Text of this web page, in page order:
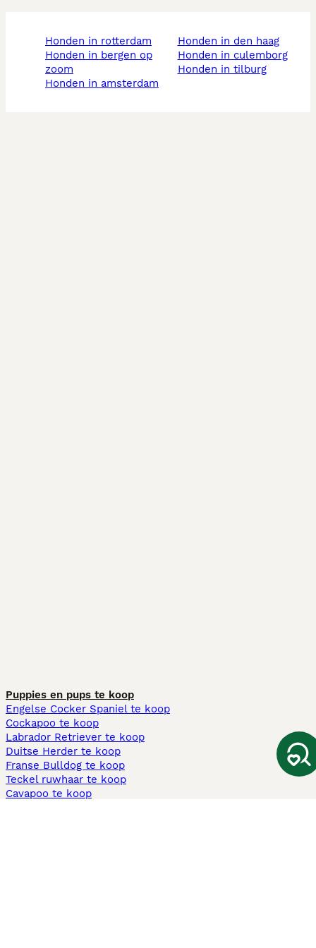
honden in rotterdam
honden in bergen op
zoom
honden in amsterdam
honden in den haag
honden in culemborg
honden in tilburg
Puppies en pups te koop
Engelse Cocker Spaniel te koop
Cockapoo te koop
Labrador Retriever te koop
Duitse Herder te koop
Franse Bulldog te koop
Teckel ruwhaar te koop
Cavapoo te koop